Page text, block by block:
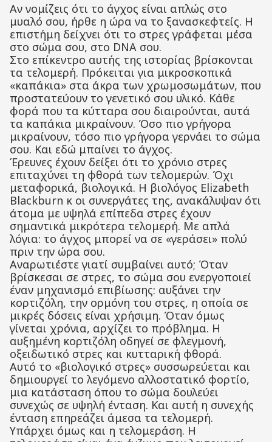
Αν νομίζεις ότι το άγχος είναι απλώς στο
μυαλό σου, ήρθε η ώρα να το ξανασκεφτείς. Η
επιστήμη δείχνει ότι το στρες γράφεται μέσα
στο σώμα σου, στο DNA σου.
Στο επίκεντρο αυτής της ιστορίας βρίσκονται
τα τελομερή. Πρόκειται για μικροσκοπικά
«καπάκια» στα άκρα των χρωμοσωμάτων, που
προστατεύουν το γενετικό σου υλικό. Κάθε
φορά που τα κύτταρα σου διαιρούνται, αυτά
τα καπάκια μικραίνουν. Όσο πιο γρήγορα
μικραίνουν, τόσο πιο γρήγορα γερνάει το σώμα
σου. Και εδώ μπαίνει το άγχος.
Έρευνες έχουν δείξει ότι το χρόνιο στρες
επιταχύνει τη φθορά των τελομερών. Όχι
μεταφορικά, βιολογικά. Η βιολόγος Elizabeth
Blackburn κ οι συνεργάτες της, ανακάλυψαν ότι
άτομα με υψηλά επίπεδα στρες έχουν
σημαντικά μικρότερα τελομερή. Με απλά
λόγια: το άγχος μπορεί να σε «γεράσει» πολύ
πριν την ώρα σου.
Αναρωτιέστε γιατί συμβαίνει αυτό; Όταν
βρίσκεσαι σε στρες, το σώμα σου ενεργοποιεί
έναν μηχανισμό επιβίωσης: αυξάνει την
κορτιζόλη, την ορμόνη του στρες, η οποία σε
μικρές δόσεις είναι χρήσιμη. Όταν όμως
γίνεται χρόνια, αρχίζει το πρόβλημα. Η
αυξημένη κορτιζόλη οδηγεί σε φλεγμονή,
οξειδωτικό στρες και κυτταρική φθορά.
Αυτό το «βιολογικό στρες» συσσωρεύεται και
δημιουργεί το λεγόμενο αλλοστατικό φορτίο,
μια κατάσταση όπου το σώμα δουλεύει
συνεχώς σε υψηλή ένταση. Και αυτή η συνεχής
ένταση επηρεάζει άμεσα τα τελομερή.
Υπάρχει όμως και η τελομεράση. Η